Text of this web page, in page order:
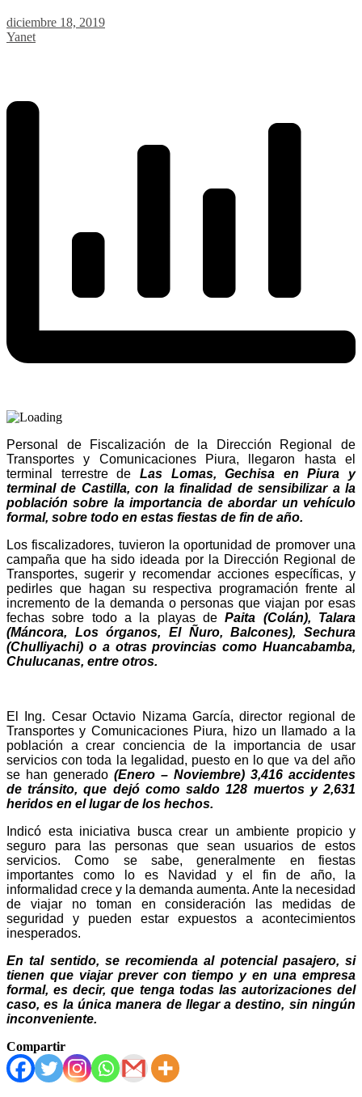
diciembre 18, 2019
Yanet
Personal de Fiscalización de la Dirección Regional de
Transportes y Comunicaciones Piura, llegaron hasta el
terminal terrestre de Las Lomas, Gechisa en Piura y
terminal de Castilla, con la finalidad de sensibilizar a la
población sobre la importancia de abordar un vehículo
formal, sobre todo en estas fiestas de fin de año.
Los fiscalizadores, tuvieron la oportunidad de promover una
campaña que ha sido ideada por la Dirección Regional de
Transportes, sugerir y recomendar acciones específicas, y
pedirles que hagan su respectiva programación frente al
incremento de la demanda o personas que viajan por esas
fechas sobre todo a la playas de Paita (Colán), Talara
(Máncora, Los órganos, El Ñuro, Balcones), Sechura
(Chulliyachi) o a otras provincias como Huancabamba,
Chulucanas, entre otros.
El Ing. Cesar Octavio Nizama García, director regional de
Transportes y Comunicaciones Piura, hizo un llamado a la
población a crear conciencia de la importancia de usar
servicios con toda la legalidad, puesto en lo que va del año
se han generado (Enero – Noviembre) 3,416 accidentes
de tránsito, que dejó como saldo 128 muertos y 2,631
heridos en el lugar de los hechos.
Indicó esta iniciativa busca crear un ambiente propicio y
seguro para las personas que sean usuarios de estos
servicios. Como se sabe, generalmente en fiestas
importantes como lo es Navidad y el fin de año, la
informalidad crece y la demanda aumenta. Ante la necesidad
de viajar no toman en consideración las medidas de
seguridad y pueden estar expuestos a acontecimientos
inesperados.
En tal sentido, se recomienda al potencial pasajero, si
tienen que viajar prever con tiempo y en una empresa
formal, es decir, que tenga todas las autorizaciones del
caso, es la única manera de llegar a destino, sin ningún
inconveniente.
Compartir